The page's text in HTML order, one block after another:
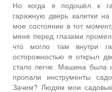
Но когда я подошёл к
гаражную дверь калитки
мое состояние в тот
меня перед глазами
что могло там внутри
осторожностью я открыл
стало легче. Машина была
пропали инструменты
Зачем? Людям мои садовые